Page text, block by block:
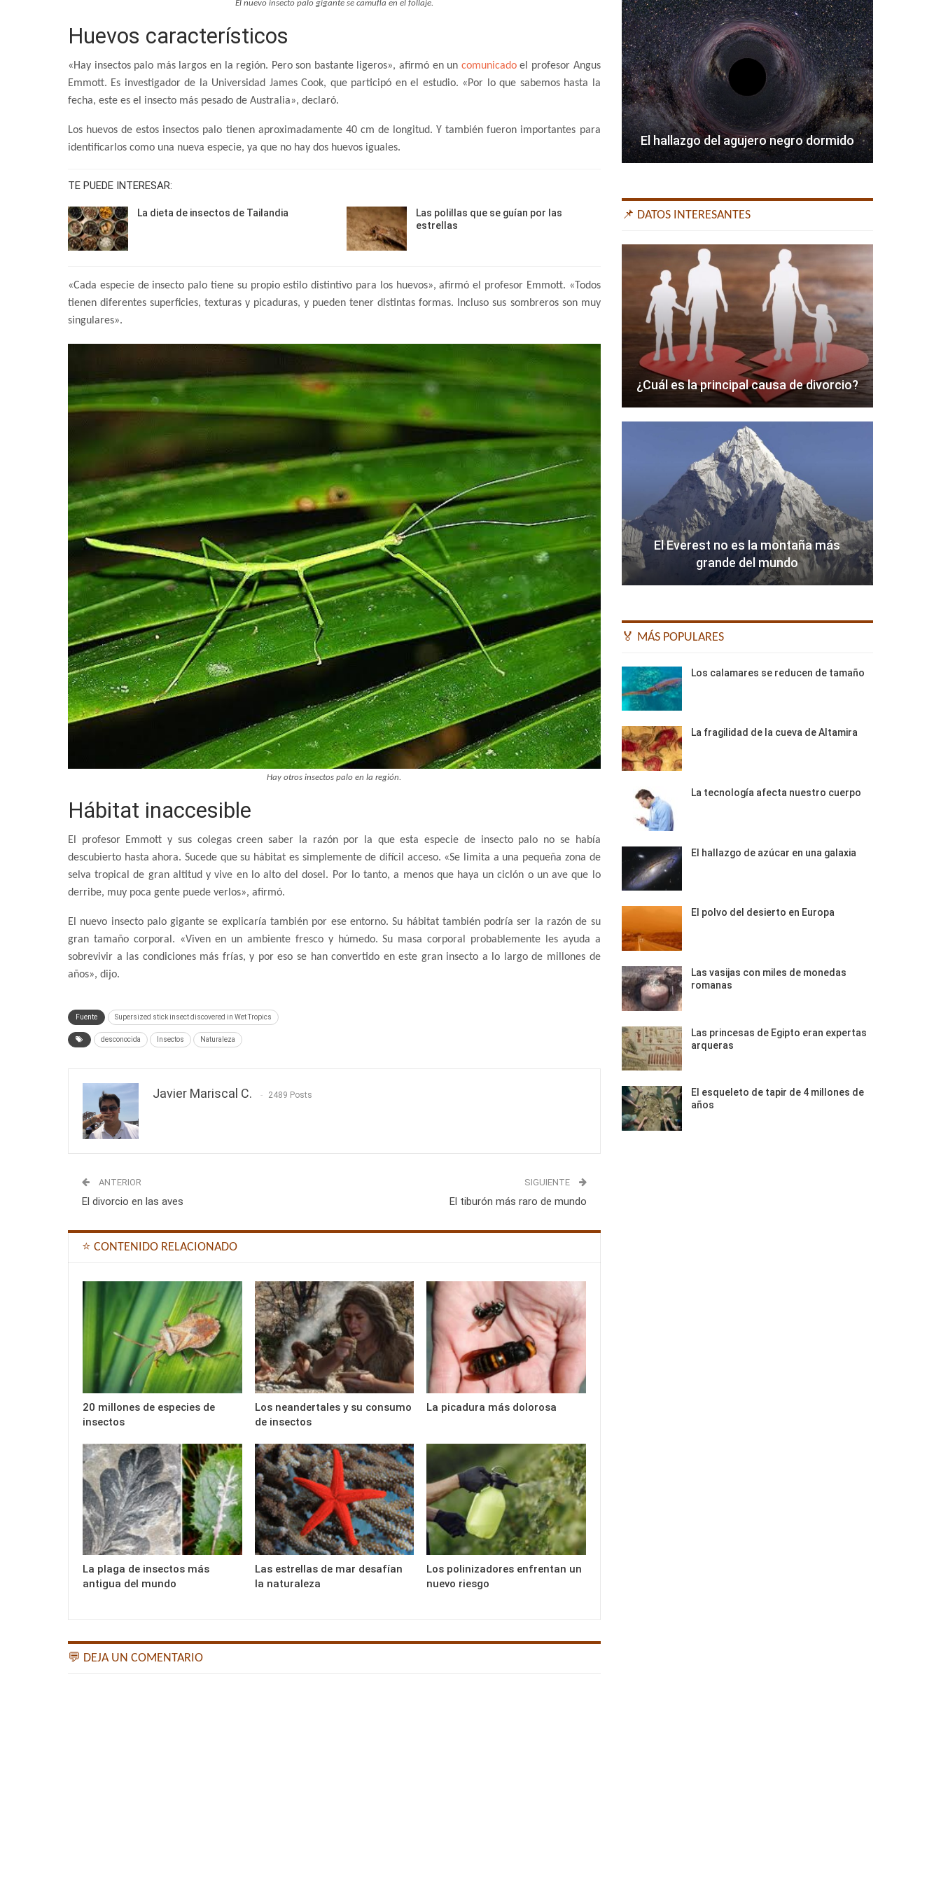
El nuevo insecto palo gigante se camufla en el follaje.
Huevos característicos
«Hay insectos palo más largos en la región. Pero son bastante ligeros», afirmó en un comunicadoel profesor Angus
Emmott. Es investigador de la Universidad James Cook, que participó en el estudio. «Por lo que sabemos hasta la
fecha, este es el insecto más pesado de Australia», declaró.
Los huevos de estos insectos palo tienen aproximadamente 40 cm de longitud. Y también fueron importantes para
identificarlos como una nueva especie, ya que no hay dos huevos iguales.
TE PUEDE INTERESAR:
La dieta de insectos de Tailandia
Las polillas que se guían por las
estrellas
«Cada especie de insecto palo tiene su propio estilo distintivo para los huevos», afirmó el profesor Emmott. «Todos
tienen diferentes superficies, texturas y picaduras, y pueden tener distintas formas. Incluso sus sombreros son muy
singulares».
Hay otros insectos palo en la región.
Hábitat inaccesible
El profesor Emmott y sus colegas creen saber la razón por la que esta especie de insecto palo no se había
descubierto hasta ahora. Sucede que su hábitat es simplemente de difícil acceso. «Se limita a una pequeña zona de
selva tropical de gran altitud y vive en lo alto del dosel. Por lo tanto, a menos que haya un ciclón o un ave que lo
derribe, muy poca gente puede verlos», afirmó.
El nuevo insecto palo gigante se explicaría también por ese entorno. Su hábitat también podría ser la razón de su
gran tamaño corporal. «Viven en un ambiente fresco y húmedo. Su masa corporal probablemente les ayuda a
sobrevivir a las condiciones más frías, y por eso se han convertido en este gran insecto a lo largo de millones de
años», dijo.
Fuente Supersized stick insect discovered in Wet Tropics
desconocida Insectos Naturaleza
Javier Mariscal C. 2489 Posts
ANTERIOR
El divorcio en las aves
SIGUIENTE
El tiburón más raro de mundo
⭐ CONTENIDO RELACIONADO
20 millones de especies de
insectos
Los neandertales y su consumo
de insectos
La picadura más dolorosa
La plaga de insectos más
antigua del mundo
Las estrellas de mar desafían
la naturaleza
Los polinizadores enfrentan un
nuevo riesgo
💬 DEJA UN COMENTARIO
El hallazgo del agujero negro dormido
📌 DATOS INTERESANTES
¿Cuál es la principal causa de divorcio?
El Everest no es la montaña más
grande del mundo
🏅 MÁS POPULARES
Los calamares se reducen de tamaño
La fragilidad de la cueva de Altamira
La tecnología afecta nuestro cuerpo
El hallazgo de azúcar en una galaxia
El polvo del desierto en Europa
Las vasijas con miles de monedas
romanas
Las princesas de Egipto eran expertas
arqueras
El esqueleto de tapir de 4 millones de
años